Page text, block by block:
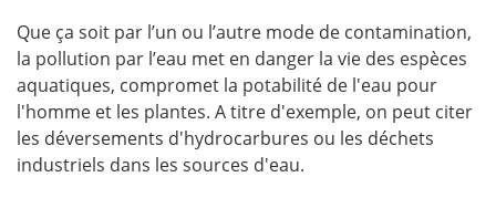
Que ça soit par l’un ou l’autre mode de contamination,
la pollution par l’eau met en danger la vie des espèces
aquatiques, compromet la potabilité de l'eau pour
l'homme et les plantes. A titre d'exemple, on peut citer
les déversements d'hydrocarbures ou les déchets
industriels dans les sources d'eau.